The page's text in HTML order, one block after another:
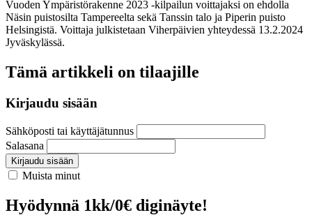
Vuoden Ympäristörakenne 2023 -kilpailun voittajaksi on ehdolla
Näsin puistosilta Tampereelta sekä Tanssin talo ja Piperin puisto
Helsingistä. Voittaja julkistetaan Viherpäivien yhteydessä 13.2.2024
Jyväskylässä.
Tämä artikkeli on tilaajille
Kirjaudu sisään
Sähköposti tai käyttäjätunnus
Salasana
Kirjaudu sisään
Muista minut
Hyödynnä 1kk/0€ diginäyte!